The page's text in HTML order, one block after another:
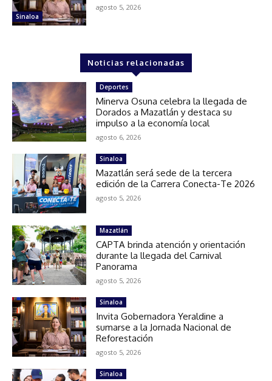
Sinaloa
agosto 5, 2026
Noticias relacionadas
Deportes
Minerva Osuna celebra la llegada de
Dorados a Mazatlán y destaca su
impulso a la economía local
agosto 6, 2026
Sinaloa
Mazatlán será sede de la tercera
edición de la Carrera Conecta-Te 2026
agosto 5, 2026
Mazatlán
CAPTA brinda atención y orientación
durante la llegada del Carnival
Panorama
agosto 5, 2026
Sinaloa
Invita Gobernadora Yeraldine a
sumarse a la Jornada Nacional de
Reforestación
agosto 5, 2026
Sinaloa